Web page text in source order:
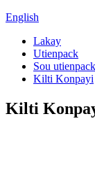
English
Lakay
Utienpack
Sou utienpack
Kilti Konpayi
Kilti